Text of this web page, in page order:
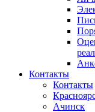
Контакты
Контакты
Ачинск